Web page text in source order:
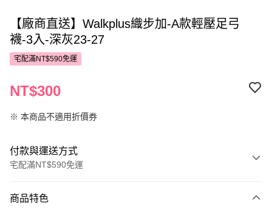
【廠商直送】Walkplus織步加-A款輕壓足弓
襪-3入-深灰23-27
宅配滿NT$590免運
NT$300
※ 本商品不適用折價券
付款與運送方式
宅配滿NT$590免運
POYA支付
商品特色